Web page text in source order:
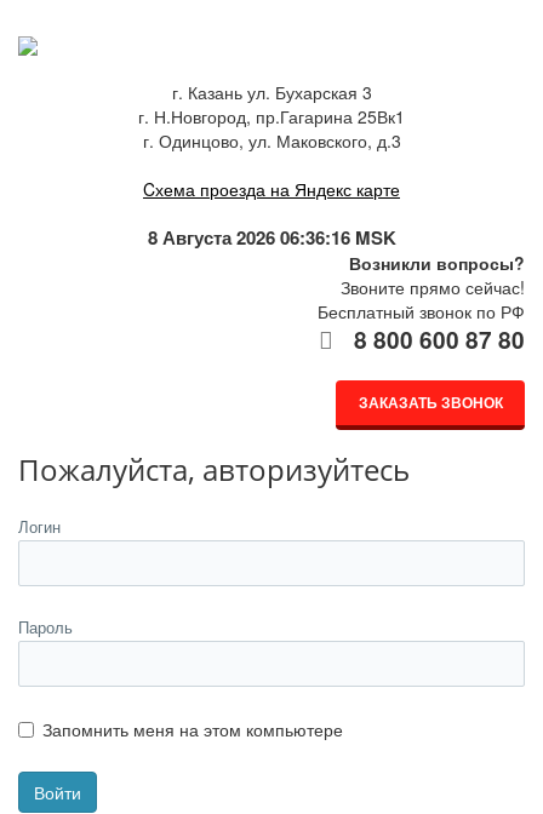
г. Казань ул. Бухарская 3
г. Н.Новгород, пр.Гагарина 25Вк1
г. Одинцово, ул. Маковского, д.3
Cхема проезда на Яндекс карте
8 Августа 2026 06:36:16 MSK
Возникли вопросы?
Звоните прямо сейчас!
Бесплатный звонок по РФ
8 800 600 87 80
ЗАКАЗАТЬ ЗВОНОК
Пожалуйста, авторизуйтесь
Логин
Пароль
Запомнить меня на этом компьютере